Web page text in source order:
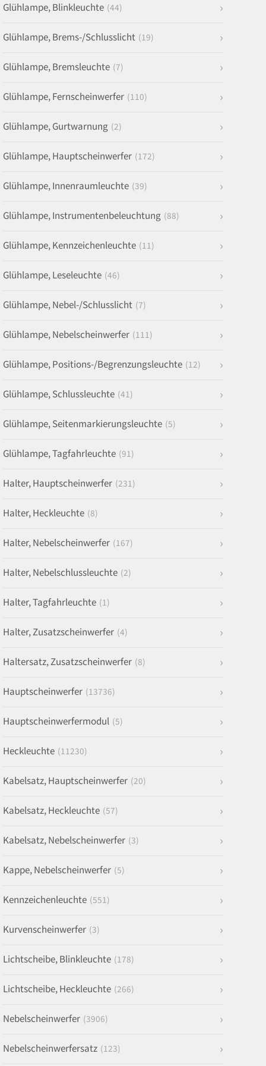
Glühlampe, Blinkleuchte (44)
Glühlampe, Brems-/Schlusslicht (19)
Glühlampe, Bremsleuchte (7)
Glühlampe, Fernscheinwerfer (110)
Glühlampe, Gurtwarnung (2)
Glühlampe, Hauptscheinwerfer (172)
Glühlampe, Innenraumleuchte (39)
Glühlampe, Instrumentenbeleuchtung (88)
Glühlampe, Kennzeichenleuchte (11)
Glühlampe, Leseleuchte (46)
Glühlampe, Nebel-/Schlusslicht (7)
Glühlampe, Nebelscheinwerfer (111)
Glühlampe, Positions-/Begrenzungsleuchte (12)
Glühlampe, Schlussleuchte (41)
Glühlampe, Seitenmarkierungsleuchte (5)
Glühlampe, Tagfahrleuchte (91)
Halter, Hauptscheinwerfer (231)
Halter, Heckleuchte (8)
Halter, Nebelscheinwerfer (167)
Halter, Nebelschlussleuchte (2)
Halter, Tagfahrleuchte (1)
Halter, Zusatzscheinwerfer (4)
Haltersatz, Zusatzscheinwerfer (8)
Hauptscheinwerfer (13736)
Hauptscheinwerfermodul (5)
Heckleuchte (11230)
Kabelsatz, Hauptscheinwerfer (20)
Kabelsatz, Heckleuchte (57)
Kabelsatz, Nebelscheinwerfer (3)
Kappe, Nebelscheinwerfer (5)
Kennzeichenleuchte (551)
Kurvenscheinwerfer (3)
Lichtscheibe, Blinkleuchte (178)
Lichtscheibe, Heckleuchte (266)
Nebelscheinwerfer (3906)
Nebelscheinwerfersatz (123)